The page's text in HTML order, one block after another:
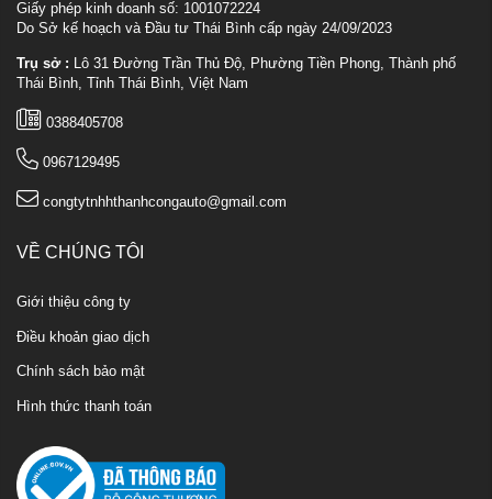
Giấy phép kinh doanh số: 1001072224
Do Sở kế hoạch và Đầu tư Thái Bình cấp ngày 24/09/2023
Trụ sở : Lô 31 Đường Trần Thủ Độ, Phường Tiền Phong, Thành phố
Thái Bình, Tỉnh Thái Bình, Việt Nam
0388405708
0967129495
congtytnhhthanhcongauto@gmail.com
VỀ CHÚNG TÔI
Giới thiệu công ty
Điều khoản giao dịch
Chính sách bảo mật
Hình thức thanh toán